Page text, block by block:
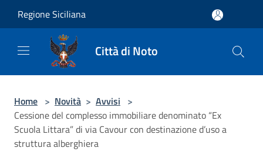
Regione Siciliana
Città di Noto
Home > Novità > Avvisi >
Cessione del complesso immobiliare denominato “Ex
Scuola Littara” di via Cavour con destinazione d’uso a
struttura alberghiera